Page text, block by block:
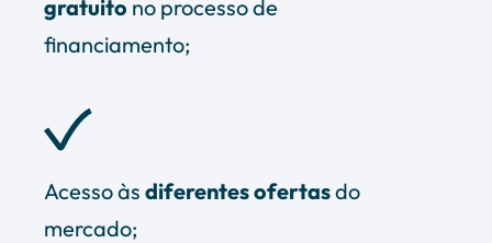
gratuito no processo de
financiamento;
Acesso às diferentes ofertasdo
mercado;